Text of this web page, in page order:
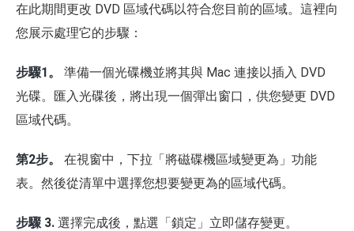
在此期間更改 DVD 區域代碼以符合您目前的區域。這裡向
您展示處理它的步驟：
步驟1。
準備一個光碟機並將其與 Mac 連接以插入 DVD
光碟。匯入光碟後，將出現一個彈出窗口，供您變更 DVD
區域代碼。
第2步。
在視窗中，下拉「將磁碟機區域變更為」功能
表。然後從清單中選擇您想要變更為的區域代碼。
步驟 3. 選擇完成後，點選「鎖定」立即儲存變更。